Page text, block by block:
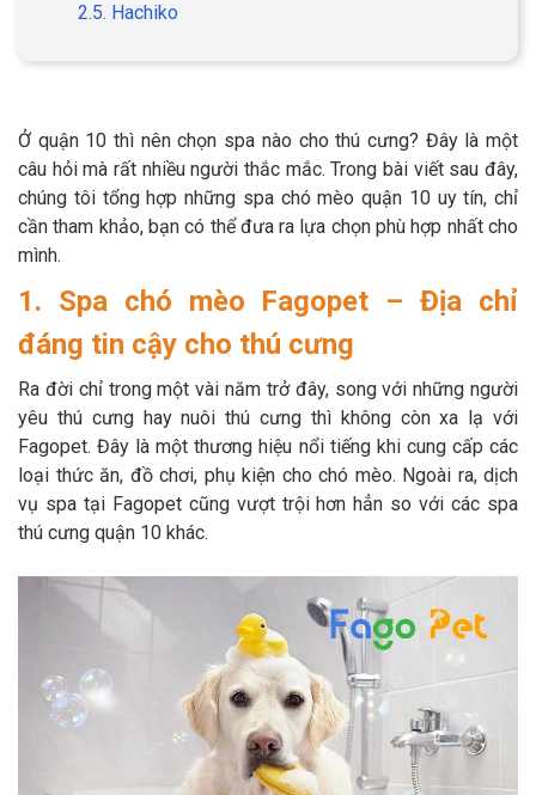
Dịch vụ cắt tỉa lông chó
mèo
mèo
TIN TỨC
Thông tin về khách sạn,
spa cho thú cưng
Thông tin về mèo
CHÍNH SÁCH
Chính sách mua hàng Chính sách vận chuyển
Chính sách bảo hành Chính sách bảo mật
Chính sách đổi trả
TỔNG ĐÀI TƯ VẤN
0929894774
2.5. Hachiko
Ở quận 10 thì nên chọn spa nào cho thú cưng? Đây là một
câu hỏi mà rất nhiều người thắc mắc. Trong bài viết sau đây,
chúng tôi tổng hợp những spa chó mèo quận 10 uy tín, chỉ
cần tham khảo, bạn có thể đưa ra lựa chọn phù hợp nhất cho
mình.
1. Spa chó mèo Fagopet – Địa chỉ
đáng tin cậy cho thú cưng
Ra đời chỉ trong một vài năm trở đây, song với những người
yêu thú cưng hay nuôi thú cưng thì không còn xa lạ với
Fagopet. Đây là một thương hiệu nổi tiếng khi cung cấp các
loại thức ăn, đồ chơi, phụ kiện cho chó mèo. Ngoài ra, dịch
vụ spa tại Fagopet cũng vượt trội hơn hẳn so với các spa
thú cưng quận 10 khác.